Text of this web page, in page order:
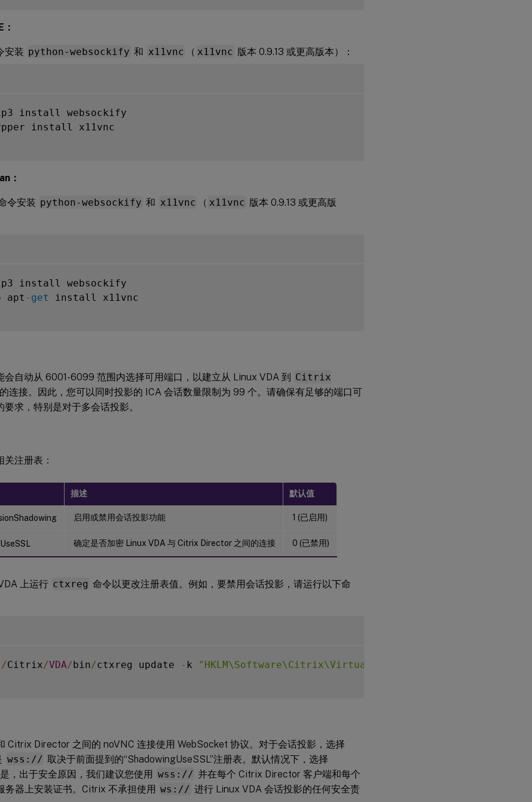
安装 python-websockify 和 x11vnc （ x11vnc 版本 0.9.13 或更高版本）：
install websockify
install x11vnc
：
令安装 python-websockify 和 x11vnc （ x11vnc 版本 0.9.13 或更高版
apt
- get install x11vnc
会自动从 6001-6099 范围内选择可用端口，以建立从 Linux VDA 到 Citrix
的连接。因此，您可以同时投影的 ICA 会话数量限制为 99 个。请确保有足够的端口可
要求，特别是对于多会话投影。
注册表：
描述 默认值
启用或禁用会话投影功能 1 (已启用)
确定是否加密 Linux VDA 与 Citrix Director 之间的连接 0 (已禁用)
上运行 ctxreg 命令以更改注册表值。例如，要禁用会话投影，请运行以下命
/Citrix/VDA/bin/ctxreg update - k "HKLM\Software\Citrix\VirtualDesktopAgent"
Citrix Director 之间的 noVNC 连接使用 WebSocket 协议。对于会话投影，选择
wss:// 取决于前面提到的“ShadowingUseSSL”注册表。默认情况下，选择
，出于安全原因，我们建议您使用 wss:// 并在每个 Citrix Director 客户端和每个
务器上安装证书。Citrix 不承担使用 ws:// 进行 Linux VDA 会话投影的任何安全责